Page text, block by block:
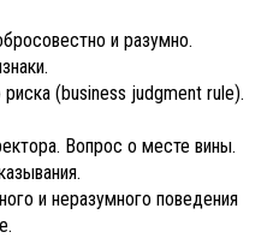
и разумно.
(business judgment rule).
Вопрос о месте вины.
и неразумного поведения